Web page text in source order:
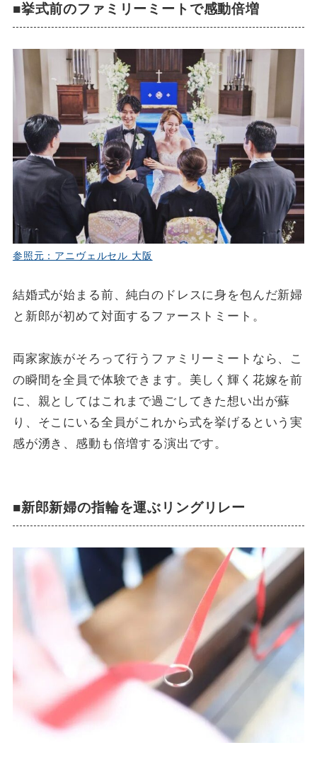
■挙式前のファミリーミートで感動倍増
参照元：アニヴェルセル 大阪
結婚式が始まる前、純白のドレスに身を包んだ新婦
と新郎が初めて対面するファーストミート。
両家家族がそろって行うファミリーミートなら、こ
の瞬間を全員で体験できます。美しく輝く花嫁を前
に、親としてはこれまで過ごしてきた想い出が蘇
り、そこにいる全員がこれから式を挙げるという実
感が湧き、感動も倍増する演出です。
■新郎新婦の指輪を運ぶリングリレー